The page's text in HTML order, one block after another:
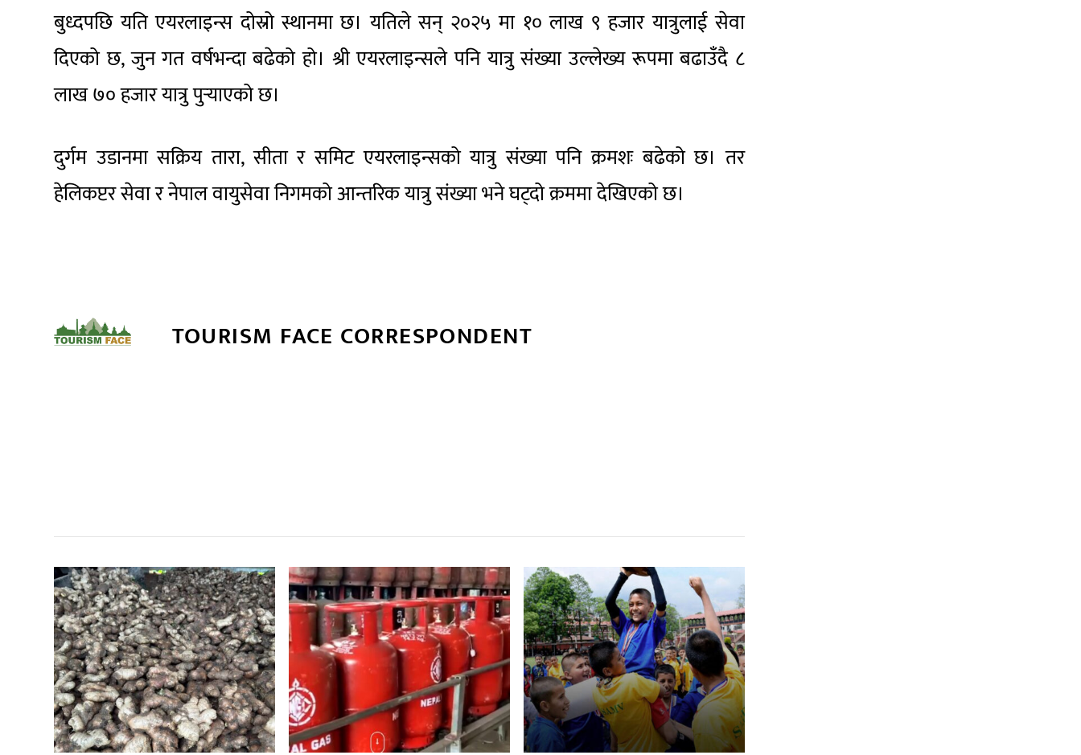
बुध्दपछि यति एयरलाइन्स दोस्रो स्थानमा छ। यतिले सन् २०२५ मा १० लाख ९ हजार यात्रुलाई सेवा
दिएको छ, जुन गत वर्षभन्दा बढेको हो। श्री एयरलाइन्सले पनि यात्रु संख्या उल्लेख्य रूपमा बढाउँदै ८
लाख ७० हजार यात्रु पुर्‍याएको छ।
दुर्गम उडानमा सक्रिय तारा, सीता र समिट एयरलाइन्सको यात्रु संख्या पनि क्रमशः बढेको छ। तर
हेलिकप्टर सेवा र नेपाल वायुसेवा निगमको आन्तरिक यात्रु संख्या भने घट्दो क्रममा देखिएको छ।
TOURISM FACE CORRESPONDENT
, , ,